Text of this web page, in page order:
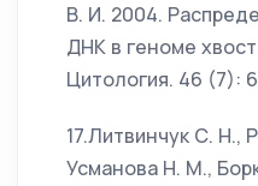
В. И. 2004.
ДНК в геноме
Цитология. 46 (7):
17.Литвинчук С. Н.,
Усманова Н. М.,